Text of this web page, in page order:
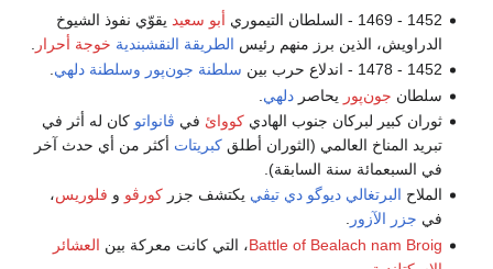
1452 - 1469 - السلطان التيموري أبو سعيد يقوّي نفوذ الشيوخ
الدراويش، الذين برز منهم رئيس الطريقة النقشبندية خوجة أحرار
1452 - 1478 - اندلاع حرب بين
سلطنة جون‌پور وسلطنة دلهي.
سلطان جون‌پور يحاصردلهي
ثوران كبير لبركان جنوب الهاديكووائ في ڤانواتو كان له أثر في
تبريد المناخ العالمي (الثوران أطلقكبريتات أكثر من أي حدث آخر
في السبعمائة سنة السابقة).
الملاح البرتغالي ديوگو دي تيڤي يكتشف جزركورڤو و فلوريس،
في جزر الآزور .
Battle of Bealach nam Broig، التي كانت معركة بين العشائر